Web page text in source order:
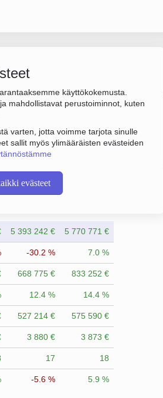
käyttökokemusta.
mahdollistavat perustoiminnot, kuten
varten, jotta voimme tarjota sinulle
sallit myös ylimääräisten evästeiden
evästeet
ja niiden osien
5 393 242 € 5 770 771 €
-30.2 % 7.0 %
668 775 € 833 252 €
12.4 % 14.4 %
527 214 € 575 590 €
3 880 € 3 873 €
17 18
-5.6 % 5.9 %